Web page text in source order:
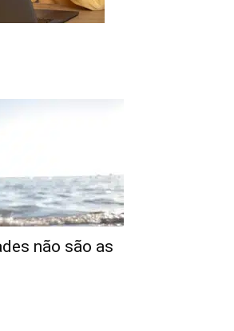
não são as